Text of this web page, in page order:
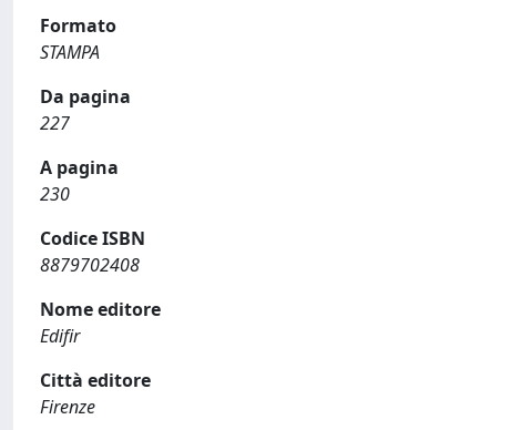
Formato
STAMPA
Da pagina
227
A pagina
230
Codice ISBN
8879702408
Nome editore
Edifir
Città editore
Firenze